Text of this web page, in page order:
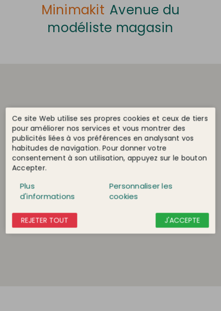
Minimakit Avenue du
modéliste magasin
Ce site Web utilise ses propres cookies et ceux de tiers
pour améliorer nos services et vous montrer des
publicités liées à vos préférences en analysant vos
habitudes de navigation. Pour donner votre
consentement à son utilisation, appuyez sur le bouton
Accepter.
Plus
d'informations
Personnaliser les
cookies
REJETER TOUT J'ACCEPTE